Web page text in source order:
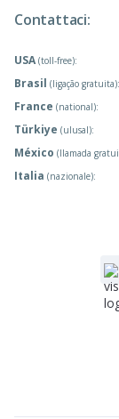
Contattaci:
USA (toll-free):
Brasil (ligação gratuita):
France (national):
Türkiye (ulusal):
México (llamada
Italia (nazionale):